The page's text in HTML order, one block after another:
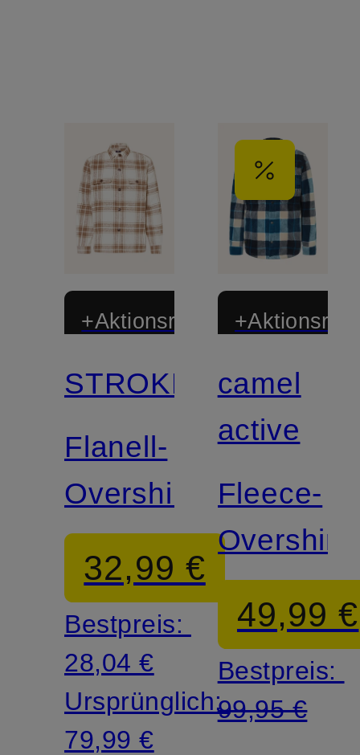
+Aktionsrabatt
STROKESMAN'S
Flanell-
Overshirt
32,99 €
Bestpreis:
28,04 €
Ursprünglich:
79,99 €
camel
active
Fleece-
Overshirt
49,99 €
Bestpreis:
99,95 €